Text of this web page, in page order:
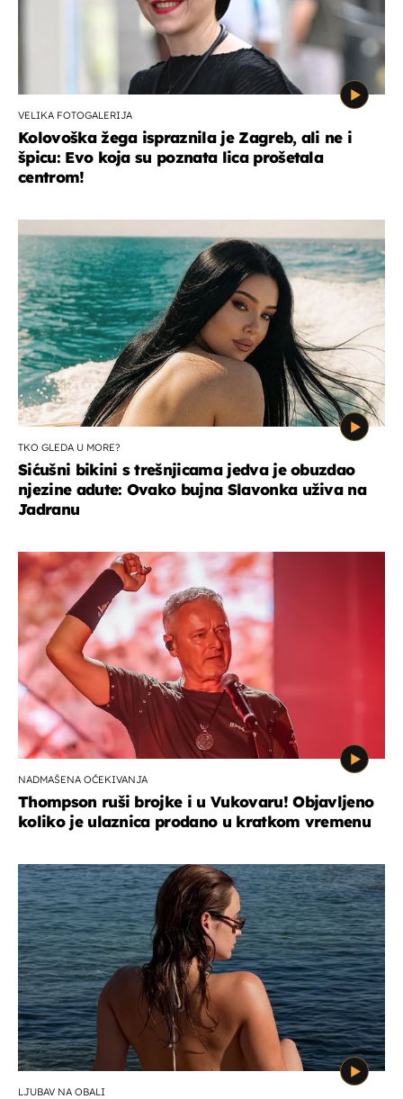
VELIKA FOTOGALERIJA
Kolovoška žega ispraznila je Zagreb, ali ne i
špicu: Evo koja su poznata lica prošetala
centrom!
TKO GLEDA U MORE?
Sićušni bikini s trešnjicama jedva je obuzdao
njezine adute: Ovako bujna Slavonka uživa na
Jadranu
NADMAŠENA OČEKIVANJA
Thompson ruši brojke i u Vukovaru! Objavljeno
koliko je ulaznica prodano u kratkom vremenu
LJUBAV NA OBALI